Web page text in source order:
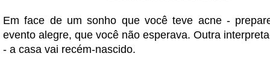
Em face de um sonho que você teve acne -
evento alegre, que você não esperava. Outra
- a casa vai recém-nascido.